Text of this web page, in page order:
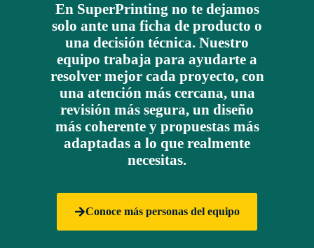
En SuperPrinting no te dejamos
solo ante una ficha de producto o
una decisión técnica. Nuestro
equipo trabaja para ayudarte a
resolver mejor cada proyecto, con
una atención más cercana, una
revisión más segura, un diseño
más coherente y propuestas más
adaptadas a lo que realmente
necesitas.
Conoce más personas del equipo